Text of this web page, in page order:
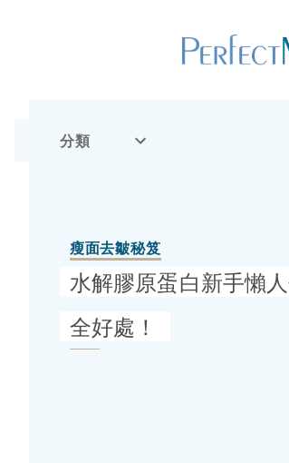
分類
瘦面去皺秘笈
水解膠原蛋白新手懶
全好處！